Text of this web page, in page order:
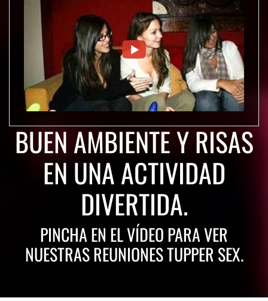
BUEN AMBIENTE Y RISAS
EN UNA ACTIVIDAD
DIVERTIDA.
PINCHA EN EL VÍDEO PARA VER
NUESTRAS REUNIONES TUPPER SEX.